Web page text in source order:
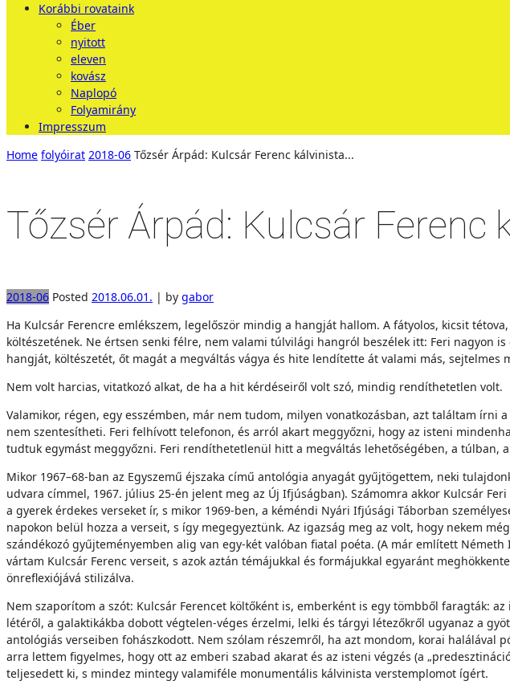
Korábbi rovataink
Éber
nyitott
eleven
kovász
Naplopó
Folyamirány
Impresszum
Home folyóirat 2018-06 Tőzsér Árpád: Kulcsár Ferenc kálvinista...
Tőzsér Árpád: Kulcsár
2018-06 Posted 2018.06.01. | by gabor
Ha Kulcsár Ferencre emlékszem, legelőször mindig a hangját hallom. A fátyolos, kicsit
költészetének. Ne értsen senki félre, nem valami túlvilági hangról beszélek itt: Feri nagyon
hangját, költészetét, őt magát a megváltás vágya és hite lendítette át valami más, sejtelmes
Nem volt harcias, vitatkozó alkat, de ha a hit kérdéseiről volt szó, mindig rendíthetetlen volt.
Valamikor, régen, egy esszémben, már nem tudom, milyen vonatkozásban, azt találtam
nem szentesítheti. Feri felhívott telefonon, és arról akart meggyőzni, hogy az isteni
tudtuk egymást meggyőzni. Feri rendíthetetlenül hitt a megváltás lehetőségében, a túlban,
Mikor 1967–68-ban az Egyszemű éjszaka című antológia anyagát gyűjtögettem, neki
udvara címmel, 1967. július 25-én jelent meg az Új Ifjúságban). Számomra akkor Kulcsár
a gyerek érdekes verseket ír, s mikor 1969-ben, a kéméndi Nyári Ifjúsági Táborban
napokon belül hozza a verseit, s így megegyeztünk. Az igazság meg az volt, hogy nekem
szándékozó gyűjteményemben alig van egy-két valóban fiatal poéta. (A már említett
vártam Kulcsár Ferenc verseit, s azok aztán témájukkal és formájukkal egyaránt
önreflexiójává stilizálva.
Nem szaporítom a szót: Kulcsár Ferencet költőként is, emberként is egy tömbből faragták:
létéről, a galaktikákba dobott végtelen-véges érzelmi, lelki és tárgyi létezőkről ugyanaz a
antológiás verseiben fohászkodott. Nem szólam részemről, ha azt mondom, korai
arra lettem figyelmes, hogy ott az emberi szabad akarat és az isteni végzés (a
teljesedett ki, s mindez mintegy valamiféle monumentális kálvinista verstemplomot ígért.